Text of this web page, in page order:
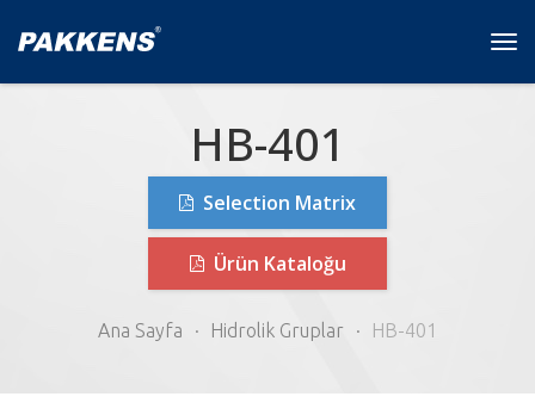
HB-401
Selection Matrix
Ürün Kataloğu
Ana Sayfa Hidrolik Gruplar HB-401